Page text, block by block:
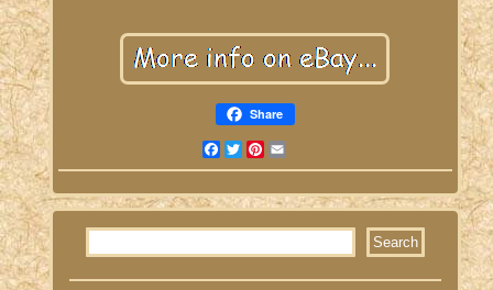
Share
Facebook
TwitterPinterest